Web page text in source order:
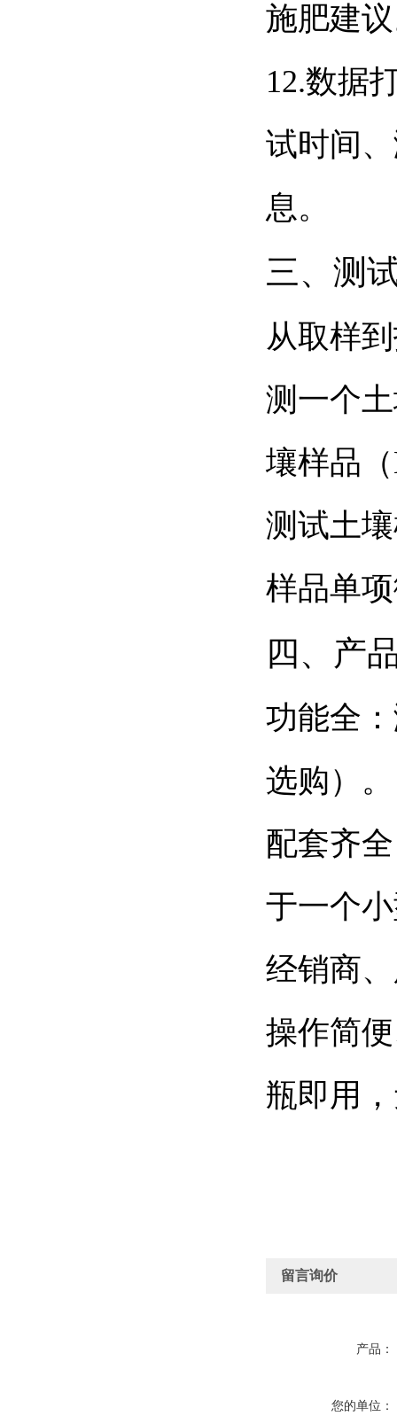
施肥建
12.数据
试时间
息。
三、测
从取样
测一个
壤样品（
测试土
样品单
四、产
功能全
选购）。
配套齐
于一个
经销商
操作简
瓶即用
留言询价
产品：
您的单位：